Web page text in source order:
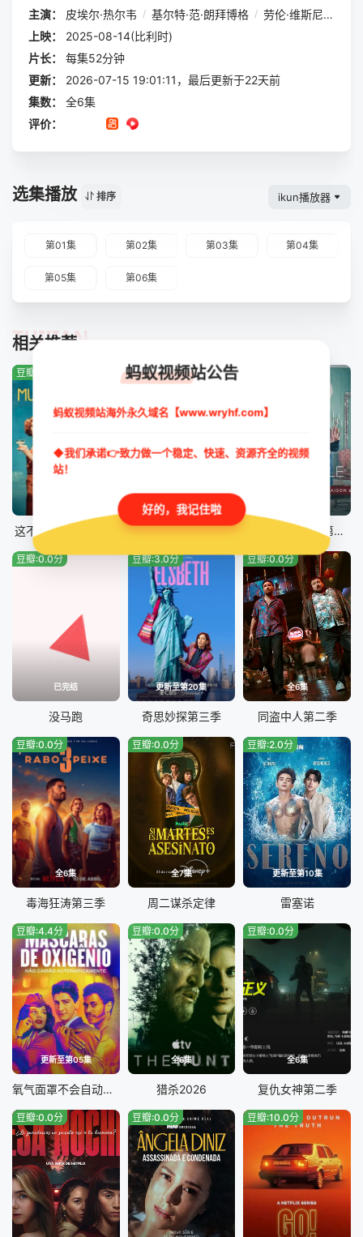
主演：
皮埃尔·热尔韦 / 基尔特·范·朗拜博格 / 劳伦·维斯尼克
上映：
2025-08-14(比利时)
片长：
每集52分钟
更新：
2026-07-15 19:01:11，最后更新于22天前
集数：
全6集
评价：
选集播放 排序 ikun播放器
第01集 第02集 第03集 第04集
第05集 第06集
相关推荐
TUIJIAN
豆瓣:2.2分
这不是一个谋杀谜团
更新至第4集
豆瓣:3.0分
他自找的 子不雨双姝奇探第六季
已完结
豆瓣:0.0分
没马跑
更新至第20集
豆瓣:3.0分
奇思妙探第三季
全6集
豆瓣:0.0分
同盗中人第二季
全6集
豆瓣:0.0分
毒海狂涛第三季
全7集
豆瓣:0.0分
周二谋杀定律
更新至第10集
豆瓣:2.0分
雷塞诺
更新至第05集
豆瓣:4.4分
氧气面罩不会自动落下
全6集
豆瓣:0.0分
猎杀2026
全6集
豆瓣:0.0分
复仇女神第二季
豆瓣:0.0分 豆瓣:0.0分 豆瓣:10.0分
蚂蚁视频站公告
蚂蚁视频站海外永久域名【www.wryhf.com】
◆我们承诺👉致力做一个稳定、快速、资源齐全的视频
站！
好的，我记住啦